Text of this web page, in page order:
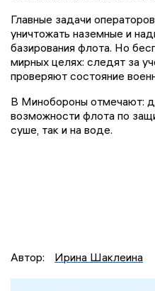
Главные задачи
уничтожать наземные и
базирования флота. Но
мирных целях: следят за
проверяют состояние
В Минобороны отмечают:
возможности флота по
суше, так и на воде.
Автор: Ирина Шаклеина